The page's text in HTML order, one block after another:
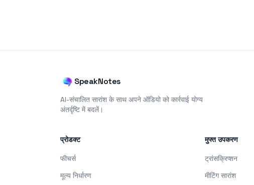
SpeakNotes
AI-संचालित सारांश के साथ अपने ऑडियो को कार्रवाई योग्य
अंतर्दृष्टि में बदलें।
प्रोडक्ट
फीचर्स
मूल्य निर्धारण
मुफ्त उपकरण
ट्रांसक्रिप्शन
मीटिंग सारांश